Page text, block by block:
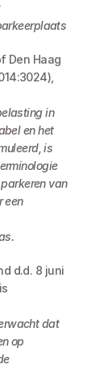
Den Haag
in
en het
is
van
een
d.d. 8 juni
dat
op